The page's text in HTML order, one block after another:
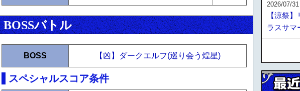
BOSSバトル
BOSS 【凶】ダークエルフ(巡り会う煌星)
スペシャルスコア条件
2026/07/
【涼祭
ラスサマ